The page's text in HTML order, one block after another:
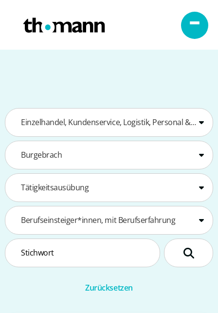
Einzelhandel, Kundenservice, Logistik, Personal & Recht
Berufseinsteiger*innen, mit Berufserfahrung
Burgebrach
Tätigkeitsausübung